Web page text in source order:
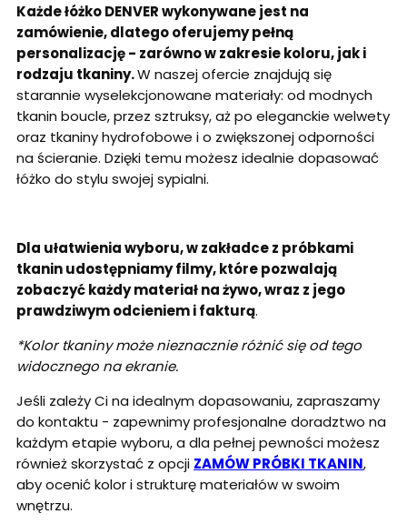
Każde łóżko DENVER wykonywane jest na
zamówienie, dlatego oferujemy pełną
personalizację - zarówno w zakresie koloru, jak i
rodzaju tkaniny.W naszej ofercie znajdują się
starannie wyselekcjonowane materiały: od modnych
tkanin boucle, przez sztruksy, aż po eleganckie welwety
oraz tkaniny hydrofobowe i o zwiększonej odporności
na ścieranie. Dzięki temu możesz idealnie dopasować
łóżko do stylu swojej sypialni.
Dla ułatwienia wyboru, w zakładce z próbkami
tkanin udostępniamy filmy, które pozwalają
zobaczyć każdy materiał na żywo, wraz z jego
prawdziwym odcieniem i fakturą.
*Kolor tkaniny może nieznacznie różnić się od tego
widocznego na ekranie.
Jeśli zależy Ci na idealnym dopasowaniu, zapraszamy
do kontaktu - zapewnimy profesjonalne doradztwo na
każdym etapie wyboru, a dla pełnej pewności możesz
również skorzystać z opcji ZAMÓW PRÓBKI TKANIN,
aby ocenić kolor i strukturę materiałów w swoim
wnętrzu.